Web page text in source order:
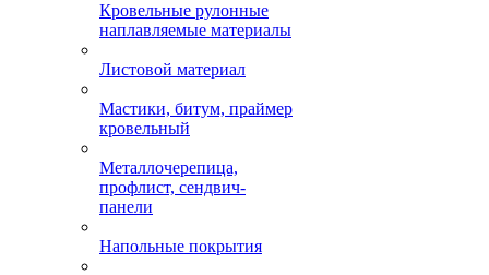
Кровельные рулонные
наплавляемые материалы
Листовой материал
Мастики, битум, праймер
кровельный
Металлочерепица,
профлист, сендвич-
панели
Напольные покрытия